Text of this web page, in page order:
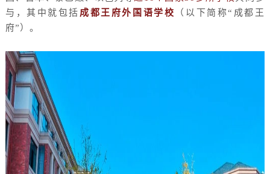
与，其中就包括 成都王府外国语学校 （以下简称“成都王
府”）。